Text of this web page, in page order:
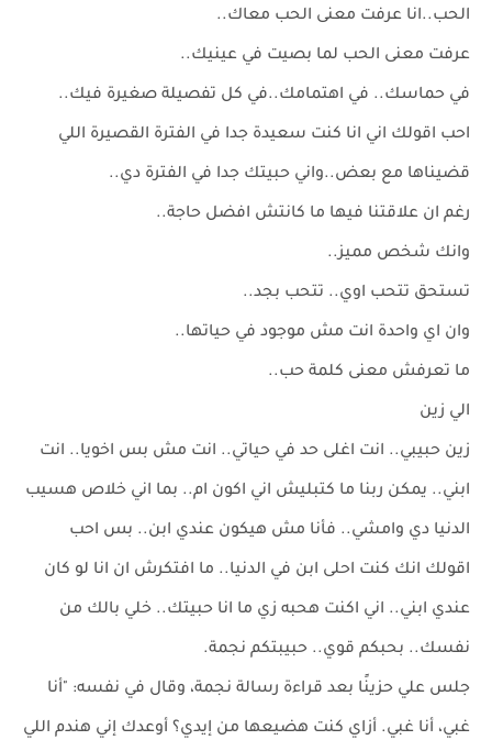
الحب..انا عرفت معنى الحب معاك..
عرفت معنى الحب لما بصيت في عينيك..
في حماسك.. في اهتمامك..في كل تفصيلة صغيرة فيك..
احب اقولك اني انا كنت سعيدة جدا في الفترة القصيرة اللي
قضيناها مع بعض..واني حبيتك جدا في الفترة دي..
رغم ان علاقتنا فيها ما كانتش افضل حاجة..
وانك شخص مميز..
تستحق تتحب اوي.. تتحب بجد..
وان اي واحدة انت مش موجود في حياتها..
ما تعرفش معنى كلمة حب..
الي زين
زين حبيبي.. انت اغلى حد في حياتي.. انت مش بس اخويا.. انت
ابني.. يمكن ربنا ما كتبليش اني اكون ام.. بما اني خلاص هسيب
الدنيا دي وامشي.. فأنا مش هيكون عندي ابن.. بس احب
اقولك انك كنت احلى ابن في الدنيا.. ما افتكرش ان انا لو كان
عندي ابني.. اني اكنت هحبه زي ما انا حبيتك.. خلي بالك من
نفسك.. بحبكم قوي.. حبيبتكم نجمة.
جلس علي حزينًا بعد قراءة رسالة نجمة، وقال في نفسه: "أنا
غبي، أنا غبي. أزاي كنت هضيعها من إيدي؟ أوعدك إني هندم اللي